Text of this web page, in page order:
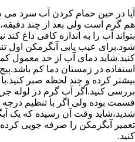
آیا در حین حمام کردن آب سرد
هم گرم است ولی بعد از چند
بتواند آب را به اندازه کافی داغ
شود.برای عیب یابی آبگرمکن اول
کنید.شاید دمای آب از حد معمول
استفاده در زمستان دما کم
بیشتر کرده و چند لحظه صبر
بررسی کنید.اگر آب گرم در لوله
قسمت بوده ولی اگر با تنظیم درجه
شدید،شاید وقت آن رسیده که یک
تعمیر آبگرمکن را صرفه جویی کرده
کنید.